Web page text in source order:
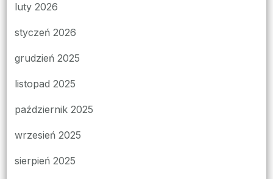
luty 2026
styczeń 2026
grudzień 2025
listopad 2025
październik 2025
wrzesień 2025
sierpień 2025